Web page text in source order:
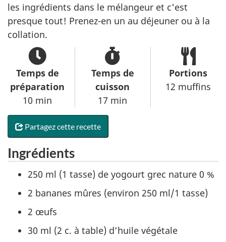
les ingrédients dans le mélangeur et c'est
presque tout! Prenez-en un au déjeuner ou à la
collation.
Temps de
préparation
10 min
Temps de
cuisson
17 min
Portions
12 muffins
Partagez cette recette
Ingrédients
250 ml (1 tasse) de yogourt grec nature 0 %
2 bananes mûres (environ 250 ml/1 tasse)
2 œufs
30 ml (2 c. à table) d’huile végétale